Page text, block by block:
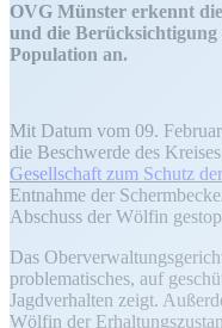
OVG Münster erkennt
und die Berücksichtigung
Population an.
Mit Datum vom 09.
die Beschwerde des
Gesellschaft zum Schutz
Entnahme der
Abschuss der Wölfin
Das
problematisches, auf
Jagdverhalten zeigt.
Wölfin der